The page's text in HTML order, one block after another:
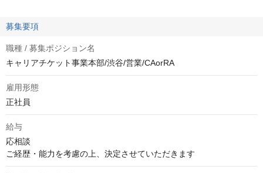
募集要項
職種 / 募集ポジション名
キャリアチケット事業本部/渋谷/営業/CAorRA
雇用形態
正社員
給与
応相談
ご経歴・能力を考慮の上、決定させていただきます